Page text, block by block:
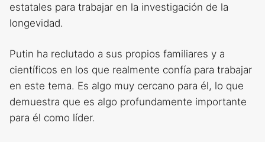
estatales para trabajar en la investigación de la
longevidad.
Putin ha reclutado a sus propios familiares y a
científicos en los que realmente confía para trabajar
en este tema. Es algo muy cercano para él, lo que
demuestra que es algo profundamente importante
para él como líder.